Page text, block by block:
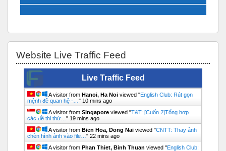
Website Live Traffic Feed
Live Traffic Feed
A visitor from Hanoi, Ha Noi viewed "English Club: Rút gọn
mệnh đề quan hệ -… " 10 mins ago
A visitor from Singapore viewed "T&T: [Cuốn 2]Tổng hợp
các đề thi thử… " 19 mins ago
A visitor from Bien Hoa, Dong Nai viewed "CNTT: Thay ảnh
chèn hình ảnh vào file… " 22 mins ago
A visitor from Phan Thiet, Binh Thuan viewed "English Club: